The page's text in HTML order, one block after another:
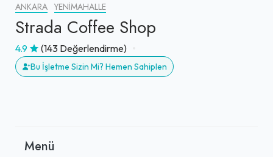
ANKARA YENIMAHALLE
Strada Coffee Shop
4.9 (143 Değerlendirme)
Bu İşletme Sizin Mi? Hemen Sahiplen
Menü